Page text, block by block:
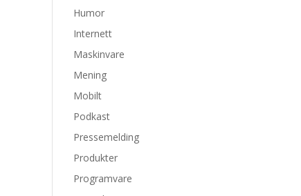
Humor
Internett
Maskinvare
Mening
Mobilt
Podkast
Pressemelding
Produkter
Programvare